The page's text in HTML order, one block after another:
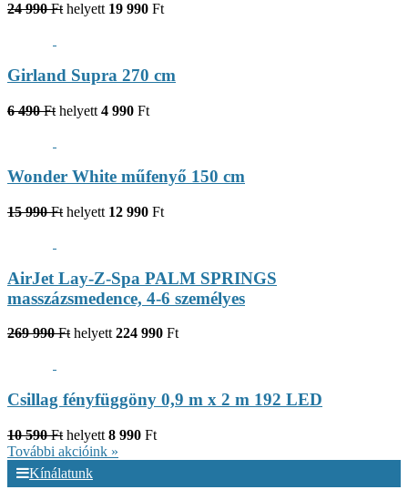
24 990 Ft helyett 19 990 Ft
Girland Supra 270 cm
6 490 Ft helyett 4 990 Ft
Wonder White műfenyő 150 cm
15 990 Ft helyett 12 990 Ft
AirJet Lay-Z-Spa PALM SPRINGS
masszázsmedence, 4-6 személyes
269 990 Ft helyett 224 990 Ft
Csillag fényfüggöny 0,9 m x 2 m 192 LED
10 590 Ft helyett 8 990 Ft
További akcióink »
Kínálatunk